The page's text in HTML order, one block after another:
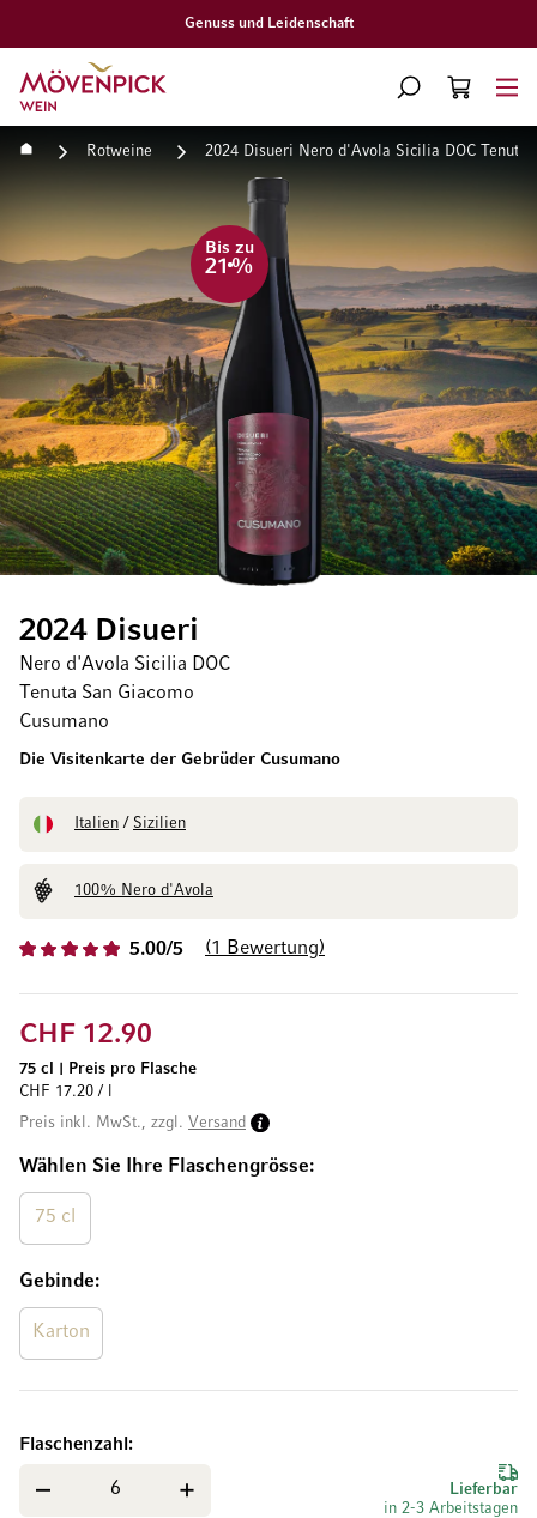
Genuss und Leidenschaft
Zur Startseite
SUCHE WARENKORB
Minicart
Startseite Rotweine 2024 Disueri Nero d'Avola Sicilia DOC Tenuta
5.00/5 1 Bewertung
Bis zu
21%
2024 Disueri
Nero d'Avola Sicilia DOC
Tenuta San Giacomo
Cusumano
Die Visitenkarte der Gebrüder Cusumano
Italien / Sizilien
100% Nero d'Avola
Wählen Sie Ihre Flaschengrösse
75 cl
Gebinde
Karton
CHF 12.90
75 cl
Preis pro Flasche
CHF 17.20 / l
Preis inkl. MwSt., zzgl. Versand
Lieferbar
in 2-3 Arbeitstagen
Flaschenzahl
Zum Ende der Bildgalerie springen